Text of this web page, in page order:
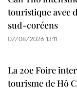
touristique avec
sud-coréens
07/08/2026 13:11
La 20e Foire
tourisme de Hô